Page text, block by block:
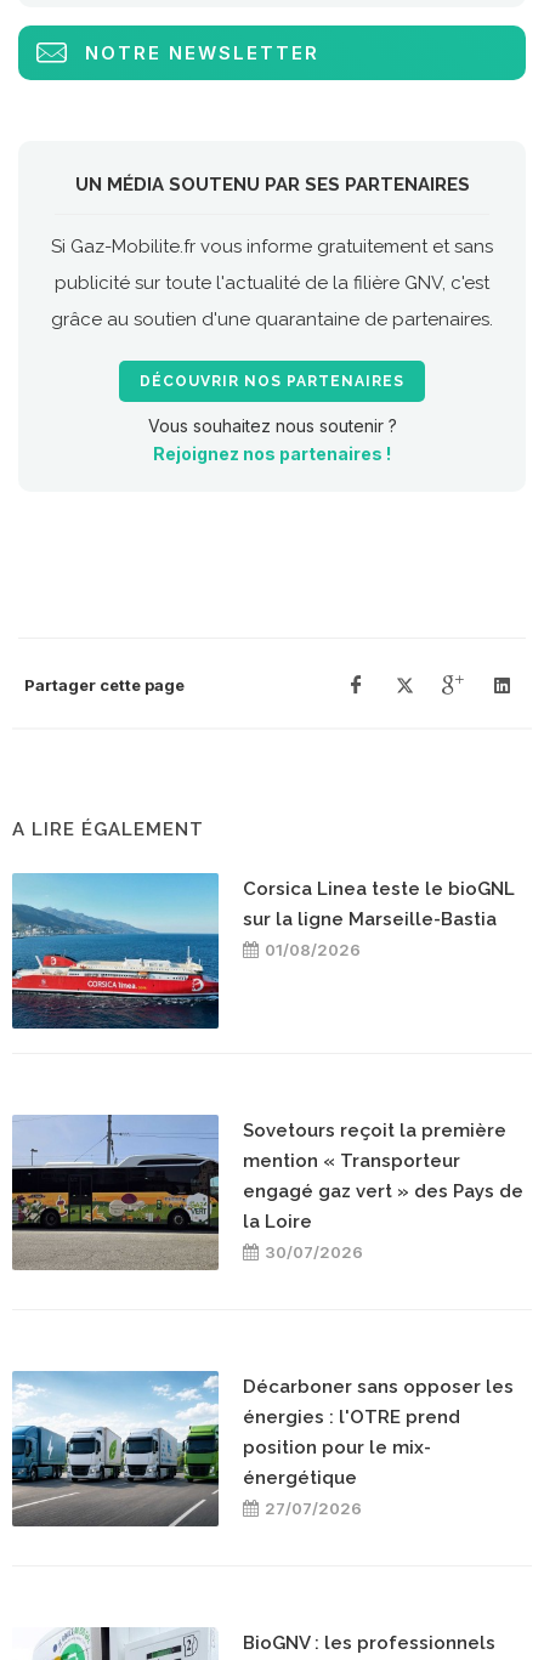
NOTRE NEWSLETTER
UN MÉDIA SOUTENU PAR SES PARTENAIRES
Si Gaz-Mobilite.fr vous informe gratuitement et sans
publicité sur toute l'actualité de la filière GNV, c'est
grâce au soutien d'une quarantaine de partenaires.
DÉCOUVRIR NOS PARTENAIRES
Vous souhaitez nous soutenir ?
Rejoignez nos partenaires !
Partager cette page
A LIRE ÉGALEMENT
Corsica Linea teste le bioGNL
sur la ligne Marseille-Bastia
01/08/2026
Sovetours reçoit la première
mention « Transporteur
engagé gaz vert » des Pays de
la Loire
30/07/2026
Décarboner sans opposer les
énergies : l'OTRE prend
position pour le mix-
énergétique
27/07/2026
BioGNV : les professionnels